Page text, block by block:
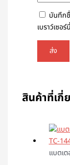
บันทึก
เบราว์เซอ
สินค้าที่เกี่
แบตเ